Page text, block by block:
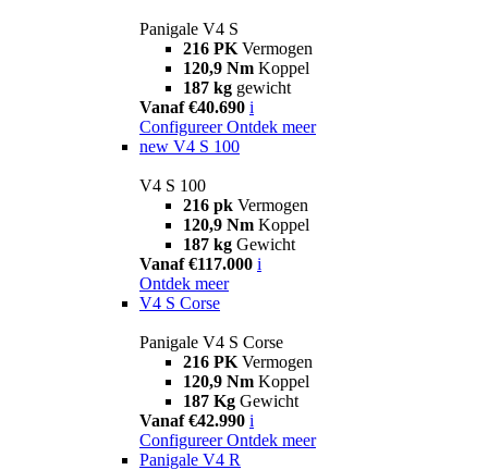
Panigale V4 S
216 PK Vermogen
120,9 Nm Koppel
187 kg gewicht
Vanaf €40.690 i
Configureer Ontdek meer
new V4 S 100
V4 S 100
216 pk Vermogen
120,9 Nm Koppel
187 kg Gewicht
Vanaf €117.000 i
Ontdek meer
V4 S Corse
Panigale V4 S Corse
216 PK Vermogen
120,9 Nm Koppel
187 Kg Gewicht
Vanaf €42.990 i
Configureer Ontdek meer
Panigale V4 R